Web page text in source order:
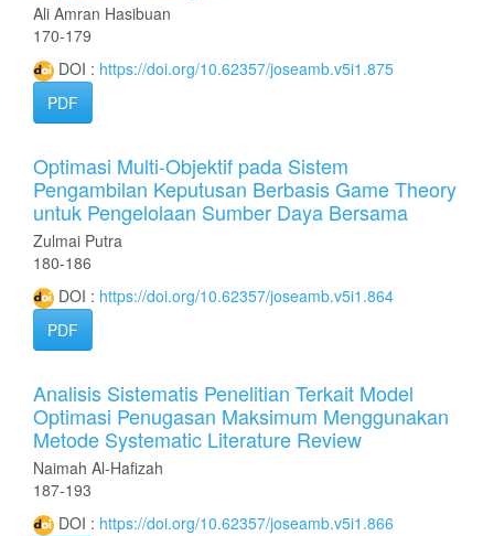
Ali Amran Hasibuan
170-179
DOI : https://doi.org/10.62357/joseamb.v5i1.875
PDF
Optimasi Multi-Objektif pada Sistem
Pengambilan Keputusan Berbasis Game Theory
untuk Pengelolaan Sumber Daya Bersama
Zulmai Putra
180-186
DOI : https://doi.org/10.62357/joseamb.v5i1.864
PDF
Analisis Sistematis Penelitian Terkait Model
Optimasi Penugasan Maksimum Menggunakan
Metode Systematic Literature Review
Naimah Al-Hafizah
187-193
DOI : https://doi.org/10.62357/joseamb.v5i1.866